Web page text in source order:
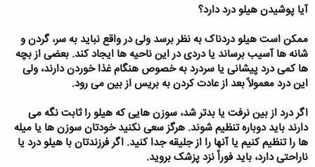
آیا پوشیدن هیلو درد دارد؟
ممکن است هیلو دردناک به نظر برسد ولی در واقع نباید به سر، گردن و
شانه ها آسیب برساند یا دردی در این ناحیه ها ایجاد کند. بعضی از بچه
ها کمی درد پیشانی یا سردرد به خصوص هنگام غذا خوردن دارند، ولی
این درد معمولاً بعد از عادت کردن به بریس از بین می رود.
اگر درد از بین نرفت یا بدتر شد، سوزن هایی که هیلو را ثابت نگه می
دارند باید دوباره تنظیم شوند. هرگز سعی نکنید خودتان سوزن ها یا میله
ها را تنظیم کنیم یا آنها را از جلیقه جدا کنید. اگر فرزندتان با هیلو درد یا
ناراحتی دارد، باید فوراً نزد پزشک بروید.